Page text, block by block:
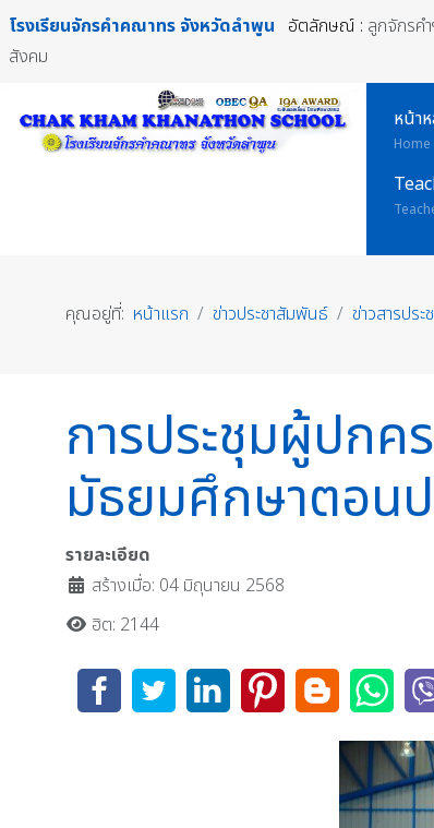
โรงเรียนจักรคำคณาทร จังหวัดลำพูน อัตลักษณ์ : ลูกจักรค
สังคม
หน้า
Home
คุณอยู่ที่: หน้าแรก ข่าวประชาสัมพันธ์ ข่าวสารปร
การประชุมผู้ปก
มัธยมศึกษาตอน
รายละเอียด
สร้างเมื่อ: 04 มิถุนายน 2568
ฮิต: 2144